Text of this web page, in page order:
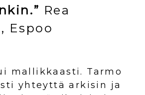
Rea
Espoo
mallikkaasti. Tarmo
yhteyttä arkisin ja